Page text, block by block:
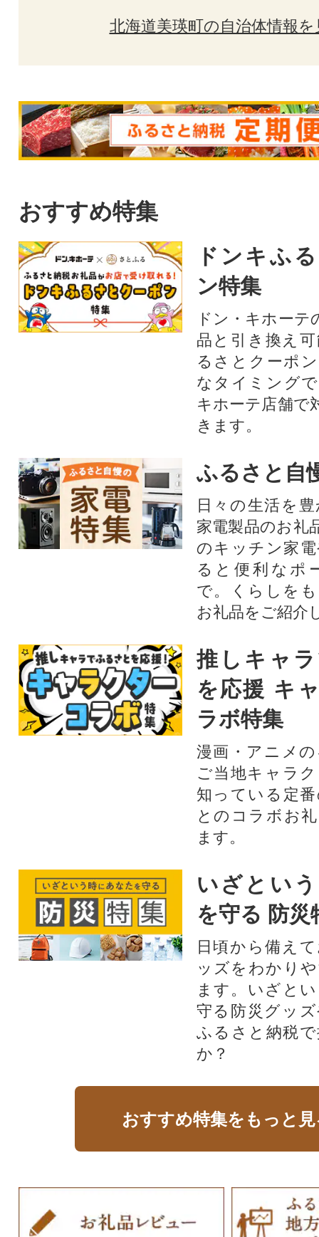
北海道美瑛町の自治体情報を
おすすめ特集
ドンキふ
ン特集
ドン・キホーテ
品と引き換え
るさとクーポ
なタイミング
キホーテ店舗で
きます。
ふるさと自
日々の生活を
家電製品のお礼
のキッチン家
ると便利なポ
で。くらしを
お礼品をご紹介
推しキャ
を応援 キ
ラボ特集
漫画・アニメ
ご当地キャラ
知っている定
とのコラボお
ます。​
いざとい
を守る 防災
日頃から備え
ッズをわかり
ます。いざと
守る防災グッ
ふるさと納税
か？
おすすめ特集をもっと